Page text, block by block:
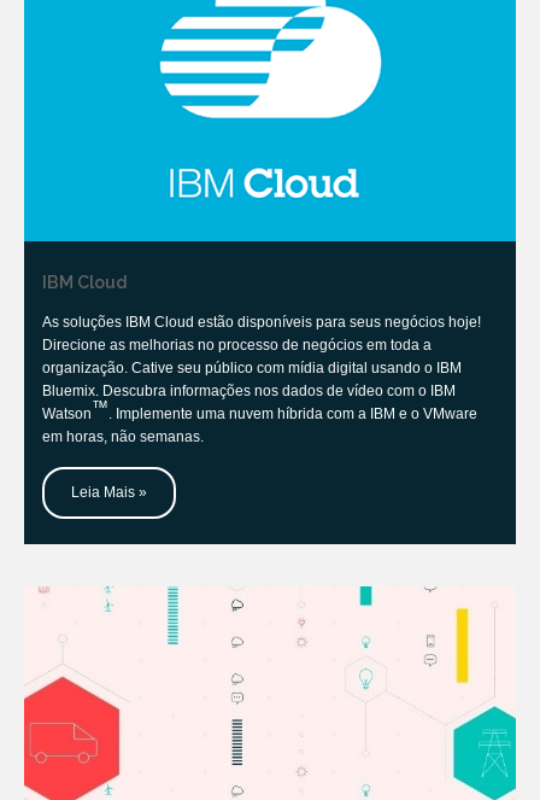
IBM Cloud
As soluções IBM Cloud estão disponíveis para seus negócios hoje!
Direcione as melhorias no processo de negócios em toda a
organização. Cative seu público com mídia digital usando o IBM
Bluemix. Descubra informações nos dados de vídeo com o IBM
Watson™. Implemente uma nuvem híbrida com a IBM e o VMware
em horas, não semanas.
Leia Mais »